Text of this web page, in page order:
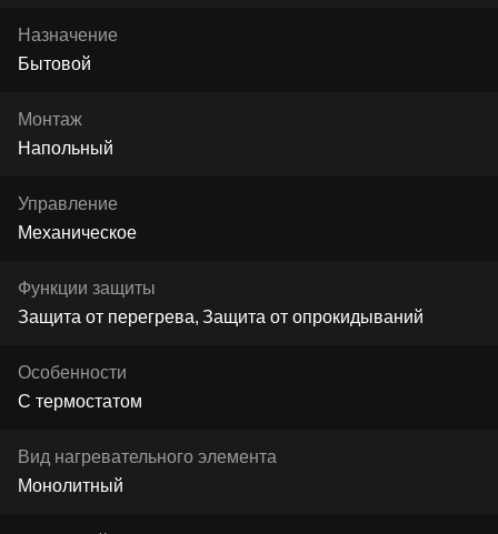
Назначение
Бытовой
Монтаж
Напольный
Управление
Механическое
Функции защиты
Защита от перегрева Защита от опрокидываний
Особенности
С термостатом
Вид нагревательного элемента
Монолитный